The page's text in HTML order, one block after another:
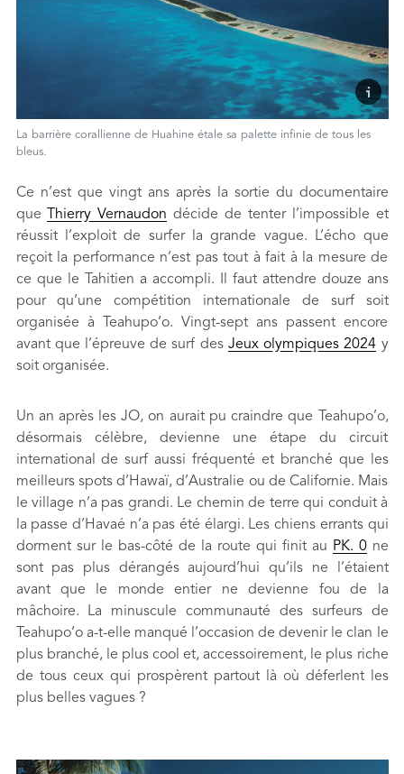
La barrière corallienne de Huahine étale sa palette infinie de tous les
bleus.
Ce n’est que vingt ans après la sortie du documentaire
que
Thierry Vernaudon décide de tenter l’impossible et
réussit l’exploit de surfer la grande vague. L’écho que
reçoit la performance n’est pas tout à fait à la mesure de
ce que le Tahitien a accompli. Il faut attendre douze ans
pour qu’une compétition internationale de surf soit
organisée à Teahupo’o. Vingt-sept ans passent encore
avant que l’épreuve de surf des Jeux olympiques 2024 y
soit organisée.
Un an après les JO, on aurait pu craindre que Teahupo’o,
désormais célèbre, devienne une étape du circuit
international de surf aussi fréquenté et branché que les
meilleurs spots d’Hawaï, d’Australie ou de Californie. Mais
le village n’a pas grandi. Le chemin de terre qui conduit à
la passe d’Havaé n’a pas été élargi. Les chiens errants qui
dorment sur le bas-côté de la route qui finit au PK. 0ne
sont pas plus dérangés aujourd’hui qu’ils ne l’étaient
avant que le monde entier ne devienne fou de la
mâchoire. La minuscule communauté des surfeurs de
Teahupo’o a-t-elle manqué l’occasion de devenir le clan le
plus branché, le plus cool et, accessoirement, le plus riche
de tous ceux qui prospèrent partout là où déferlent les
plus belles vagues ?